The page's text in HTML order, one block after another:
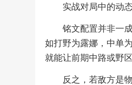
实战对局中的动
铭文配置并非一
如打野为露娜，中单
就能让前期中路或野
反之，若敌方是